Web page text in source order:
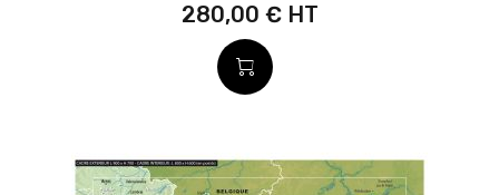
280,00 €